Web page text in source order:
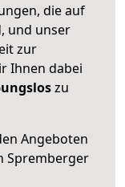
die auf
und unser
zur
Ihnen dabei
zu
Angeboten
Spremberger